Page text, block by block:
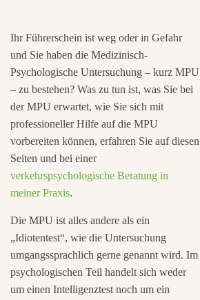
Ihr Führerschein ist weg oder in Gefahr
und Sie haben die Medizinisch-
Psychologische Untersuchung – kurz MPU
– zu bestehen? Was zu tun ist, was Sie bei
der MPU erwartet, wie Sie sich mit
professioneller Hilfe auf die MPU
vorbereiten können, erfahren Sie auf diesen
Seiten und bei einer
verkehrspsychologische Beratung in
meiner Praxis.
Die MPU ist alles andere als ein
„Idiotentest“, wie die Untersuchung
umgangssprachlich gerne genannt wird. Im
psychologischen Teil handelt sich weder
um einen Intelligenztest noch um ein